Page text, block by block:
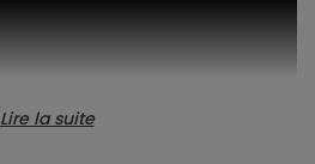
Lire la suite